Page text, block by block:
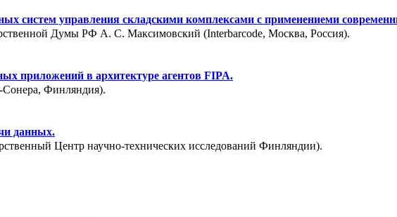
систем управления складскими комплексами с применениеми
Думы РФ А. С. Максимовский (Interbarcode, Москва, Россия).
приложений в архитектуре агентов FIPA.
Финляндия).
данных.
Центр научно-технических исследований Финляндии).